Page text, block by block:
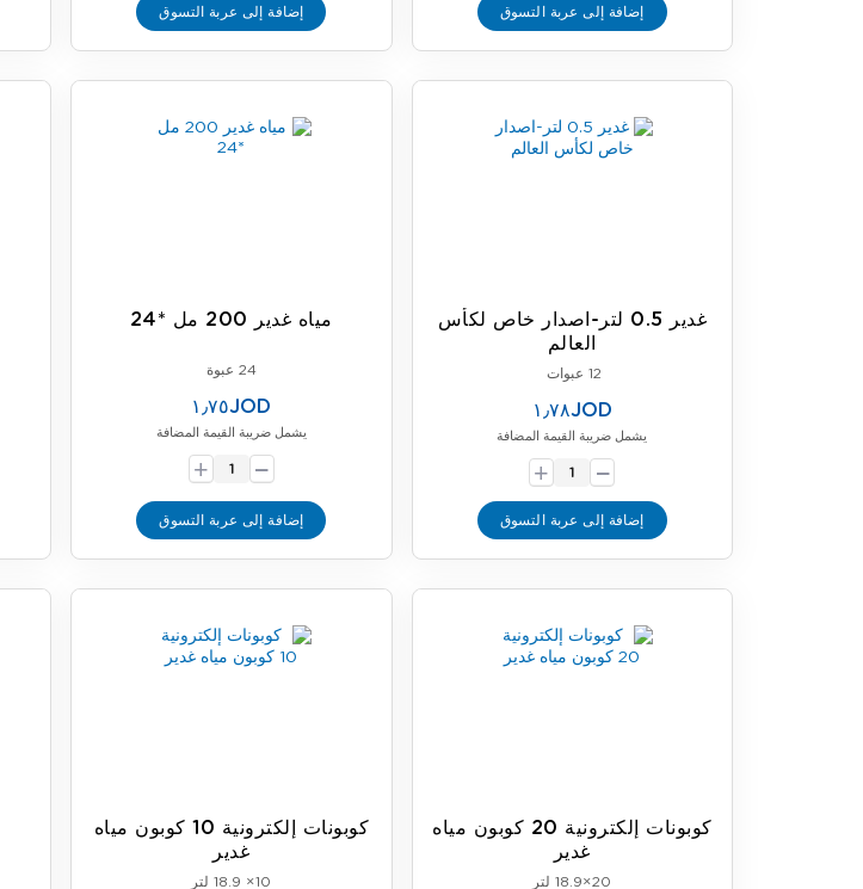
إضافة إلى عربة التسوق إضافة إلى عربة التسوق
غدير 0.5 لتر-اصدار خاص لكأس
العالم
12 عبوات
١٫٧٨JOD
يشمل ضريبة القيمة المضافة
-
+
إضافة إلى عربة التسوق
مياه غدير 200 مل *24
24 عبوة
١٫٧٥JOD
يشمل ضريبة القيمة المضافة
-
+
إضافة إلى عربة التسوق
كوبونات إلكترونية 20 كوبون مياه
غدير
20×18.9 لتر
كوبونات إلكترونية 10 كوبون مياه
غدير
10× 18.9 لتر